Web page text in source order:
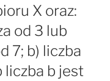
X oraz:
od 3 lub
7; b) liczba
liczba b jest